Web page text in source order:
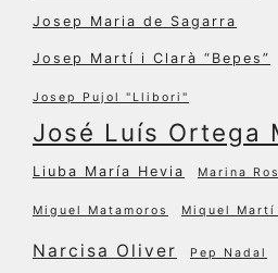
Josep Maria de Sagarra
Josep Martí i Clarà “Bepes”
Josep Pujol "Llibori"
José Luís Ortega
Liuba María Hevia Marina
Miguel Matamoros Miquel Martí
Narcisa Oliver Pep Nadal